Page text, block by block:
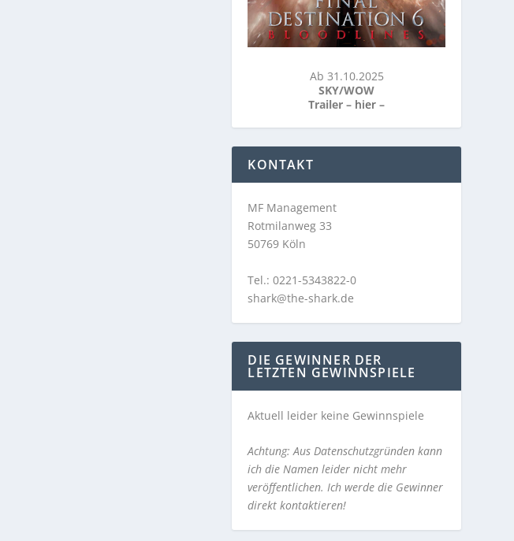
Ab 31.10.2025
SKY/WOW
Trailer – hier–
KONTAKT
MF Management
Rotmilanweg 33
50769 Köln
Tel.: 0221-5343822-0
shark@the-shark.de
DIE GEWINNER DER
LETZTEN GEWINNSPIELE
Aktuell leider keine Gewinnspiele
Achtung: Aus Datenschutzgründen kann
ich die Namen leider nicht mehr
veröffentlichen. Ich werde die Gewinner
direkt kontaktieren!